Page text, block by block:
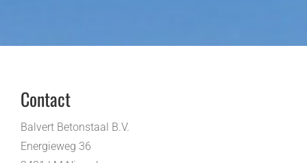
Contact
Balvert Betonstaal B.V.
Energieweg 36